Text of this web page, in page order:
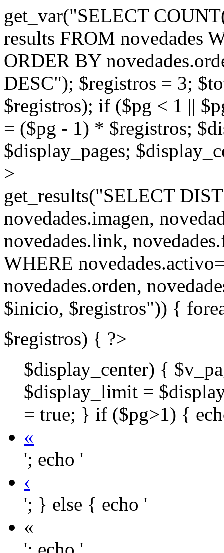
get_var("SELECT
results FROM novedades
ORDER BY
DESC"); $registros = 3;
$registros); if ($pg < 1 ||
= ($pg - 1) * $registros;
$display_pages;
>
get_results("SELECT
novedades.imagen,
novedades.link,
WHERE
novedades.orden,
$inicio, $registros")) {
$registros) { ?>
$display_center) {
$display_limit =
= true; } if ($pg>1) {
«
'; echo '
‹
'; } else { echo '
«